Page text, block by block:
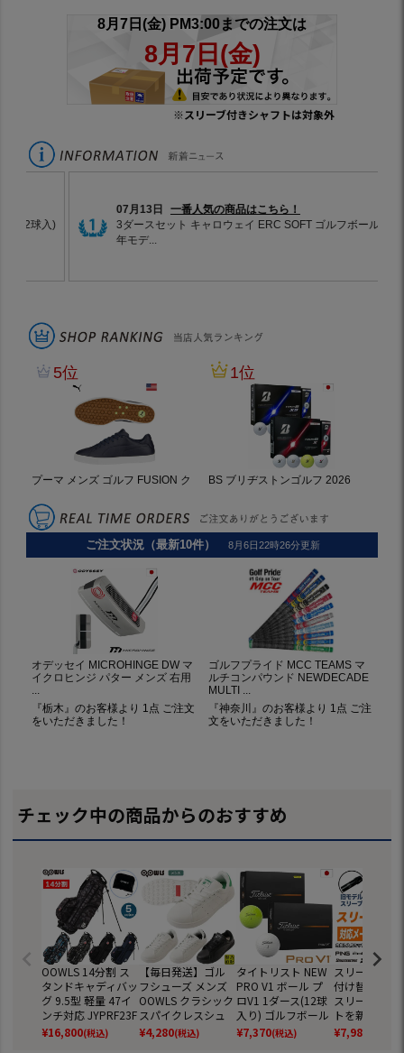
※スリーブ付きシャフトは対象外
チェック中の商品からのおすすめ
OOWLS 14分割 ス
タンドキャディバッ
グ 9.5型 軽量 47イ
ンチ対応 JYPRF23F
SB 【JYPER'Sオリ
ジナル商品】
¥16,800(税込)
【毎日発送】ゴル
フシューズ メンズ
OOWLS クラシック
スパイクレスシュ
ーズ JYPRF003 ス
パイクレスシューズ
¥4,280(税込)
タイトリスト NEW
PRO V1 ボール プ
ロV1 1ダース(12球
入り) ゴルフボール
2025年モデル TITL
EIST 日本正規品
¥7,370(税込)
スリーブ交換
付け替え お持
スリーブ付き
トを新たにご
スリーブへ付
ます 各メー
¥7,980